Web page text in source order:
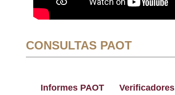
CONSULTAS PAOT
Informes PAOT
Verificadores